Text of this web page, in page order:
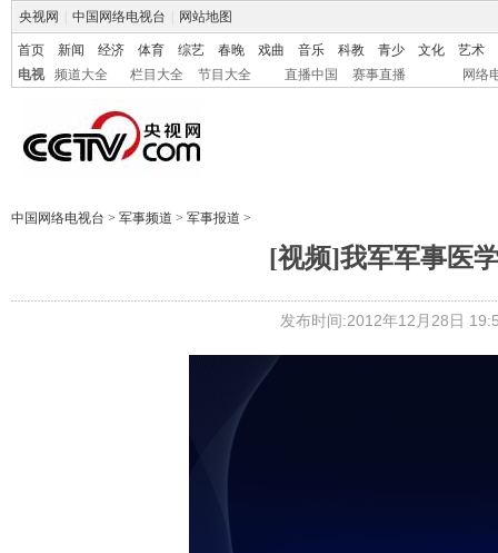
央视网 中国网络电视台 网站地图
首页 新闻 经济 体育 综艺 春晚 戏曲 音乐 科教 青少 文化
艺术
电视
频道大全 栏目大全 节目大全 直播中国 赛事直播 网络
中国网络电视台 > 军事频道 > 军事报道 >
[视频]我军军事医
发布时间:2012年12月28日